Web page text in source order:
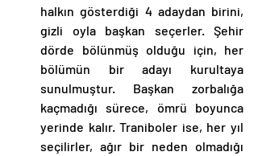
halkın gösterdiği 4 adaydan birini,
gizli oyla başkan seçerler. Şehir
dörde bölünmüş olduğu için, her
bölümün bir adayı kurultaya
sunulmuştur. Başkan zorbalığa
kaçmadığı sürece, ömrü boyunca
yerinde kalır. Traniboler ise, her yıl
seçilirler, ağır bir neden olmadığı